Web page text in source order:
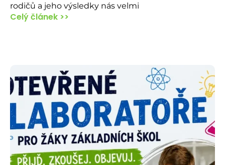
rodičů a jeho výsledky nás velmi
Celý článek >>